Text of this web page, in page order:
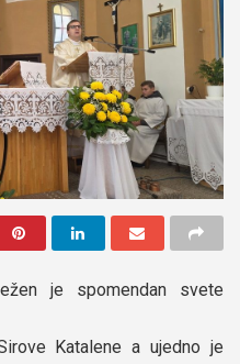
je spomendan svete
Katalene a ujedno je